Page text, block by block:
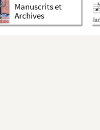
Manuscrits et
Archives